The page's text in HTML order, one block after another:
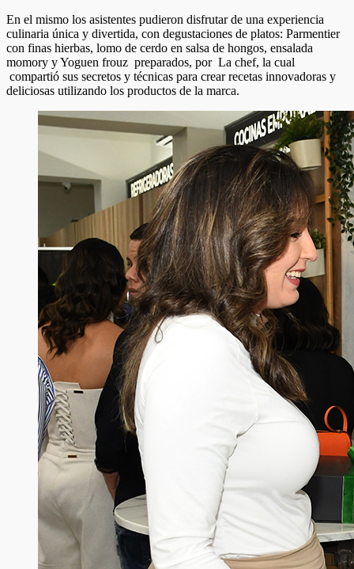
En el mismo los asistentes pudieron disfrutar de una experiencia
culinaria única y divertida, con degustaciones de platos: Parmentier
con finas hierbas, lomo de cerdo en salsa de hongos, ensalada
momory y Yoguen frouz preparados, por La chef, la cual
compartió sus secretos y técnicas para crear recetas innovadoras y
deliciosas utilizando los productos de la marca.